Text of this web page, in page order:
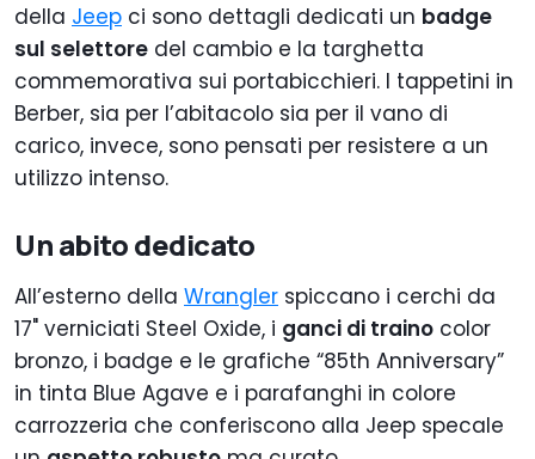
della Jeep ci sono dettagli dedicati un badge
sul selettore del cambio e la targhetta
commemorativa sui portabicchieri. I tappetini in
Berber, sia per l’abitacolo sia per il vano di
carico, invece, sono pensati per resistere a un
utilizzo intenso.
Un abito dedicato
All’esterno della Wrangler spiccano i cerchi da
17" verniciati Steel Oxide, i ganci di traino color
bronzo, i badge e le grafiche “85th Anniversary”
in tinta Blue Agave e i parafanghi in colore
carrozzeria che conferiscono alla Jeep specale